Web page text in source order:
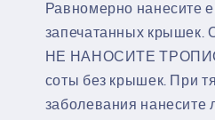
Равномерно нанесите
запечатанных крышек.
НЕ НАНОСИТЕ
соты без крышек. При
заболевания нанесите